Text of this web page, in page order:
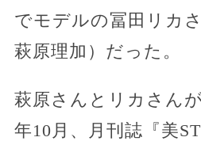
でモデルの冨田リカ
萩原理加）だった。
萩原さんとリカさん
年10月、月刊誌『美